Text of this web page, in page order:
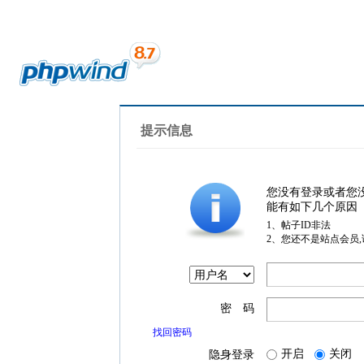
提示信息
您没有登录或者您
能有如下几个原因
1、帖子ID非法
2、您还不是站点会员
密 码
找回密码
隐身登录 开启 关闭